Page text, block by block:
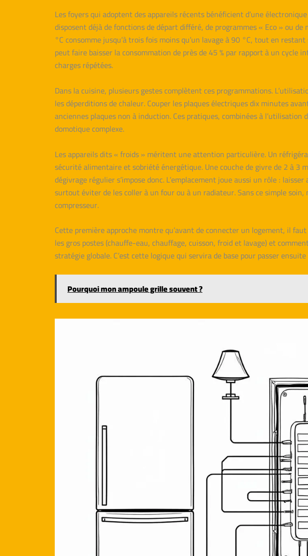
Les foyers qui adoptent des appareils récents bénéficient d’une
disposent déjà de fonctions de départ différé, de programmes « Eco » ou
°C consomme jusqu’à trois fois moins qu’un lavage à 90 °C, tout en
peut faire baisser la consommation de près de 45 % par rapport à un
charges répétées.
Dans la cuisine, plusieurs gestes complètent ces programmations.
les déperditions de chaleur. Couper les plaques électriques dix minutes
anciennes plaques non à induction. Ces pratiques, combinées à
domotique complexe.
Les appareils dits « froids » méritent une attention particulière. Un
sécurité alimentaire et sobriété énergétique. Une couche de givre de 2 à
dégivrage régulier s’impose donc. L’emplacement joue aussi un rôle :
surtout éviter de les coller à un four ou à un radiateur. Sans ce simple
compresseur.
Cette première approche montre qu’avant de connecter un logement, il
les gros postes (chauffe-eau, chauffage, cuisson, froid et lavage) et
stratégie globale. C’est cette logique qui servira de base pour passer
Pourquoi mon ampoule grille souvent ?